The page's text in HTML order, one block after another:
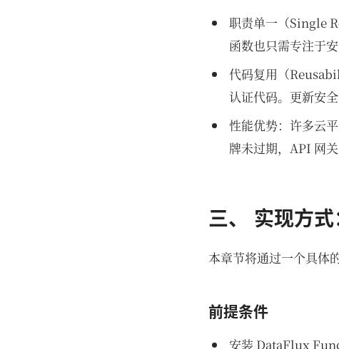
职责单一（Single
函数也只需专注于
代码复用（
认证代码。更新安
性能优势：许多云
牌未过期，API 网
三、 实现方
本章节将通过一个具体
前提条件
安装 DataFlux